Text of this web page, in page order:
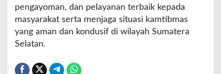
pengayoman, dan pelayanan terbaik kepada
masyarakat serta menjaga situasi kamtibmas
yang aman dan kondusif di wilayah Sumatera
Selatan.